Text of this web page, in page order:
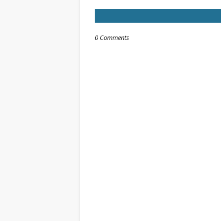
0 Comments